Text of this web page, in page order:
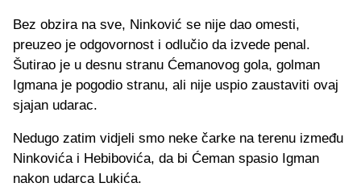
Bez obzira na sve, Ninković se nije dao omesti,
preuzeo je odgovornost i odlučio da izvede penal.
Šutirao je u desnu stranu Ćemanovog gola, golman
Igmana je pogodio stranu, ali nije uspio zaustaviti ovaj
sjajan udarac.
Nedugo zatim vidjeli smo neke čarke na terenu između
Ninkovića i Hebibovića, da bi Ćeman spasio Igman
nakon udarca Lukića.